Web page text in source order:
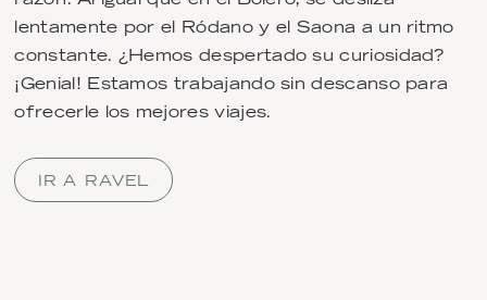
lentamente por el Ródano y el Saona a un ritmo
constante. ¿Hemos despertado su curiosidad?
¡Genial! Estamos trabajando sin descanso para
ofrecerle los mejores viajes.
IR A RAVEL